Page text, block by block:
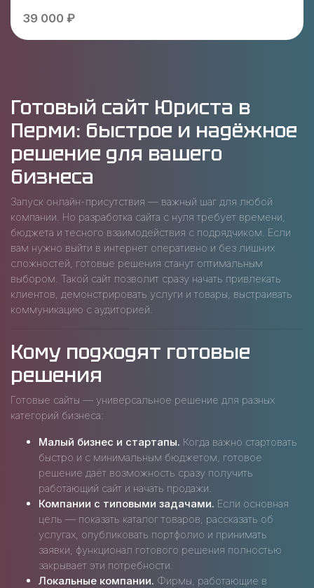
39 000 ₽
Готовый сайт Юриста в
Перми: быстрое и надёжное
решение для вашего
бизнеса
Запуск онлайн-присутствия — важный шаг для любой
компании. Но разработка сайта с нуля требует времени,
бюджета и тесного взаимодействия с подрядчиком. Если
вам нужно выйти в интернет оперативно и без лишних
сложностей, готовые решения станут оптимальным
выбором. Такой сайт позволит сразу начать привлекать
клиентов, демонстрировать услуги и товары, выстраивать
коммуникацию с аудиторией.
Кому подходят готовые
решения
Готовые сайты — универсальное решение для разных
категорий бизнеса:
Малый бизнес и стартапы. Когда важно стартовать
быстро и с минимальным бюджетом, готовое
решение даёт возможность сразу получить
работающий сайт и начать продажи.
Компании с типовыми задачами. Если основная
цель — показать каталог товаров, рассказать об
услугах, опубликовать портфолио и принимать
заявки, функционал готового решения полностью
закрывает эти потребности.
Локальные компании. Фирмы, работающие в